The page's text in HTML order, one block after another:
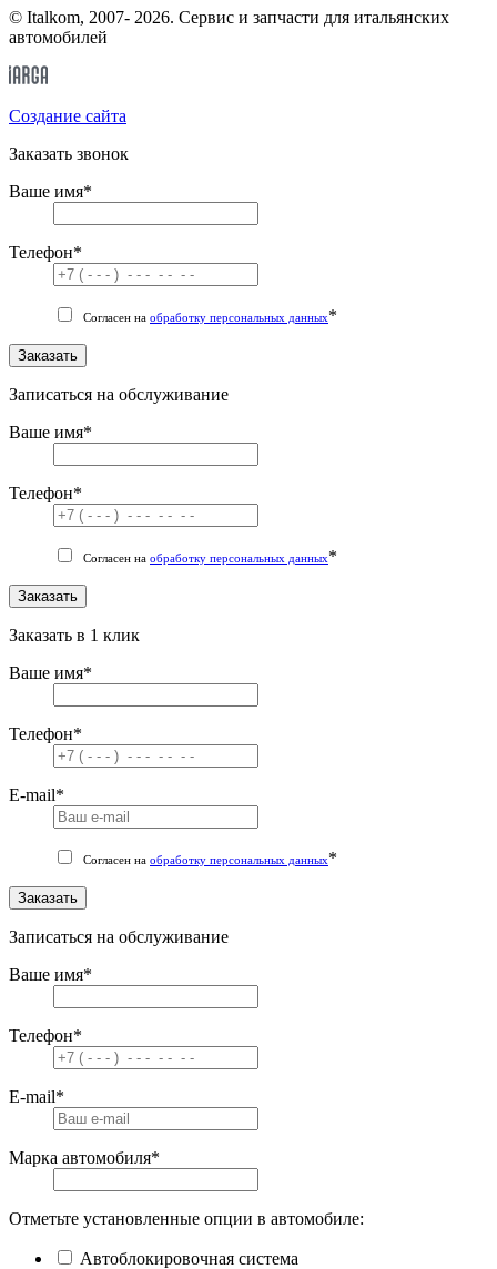
© Italkom, 2007- 2026. Сервис и запчасти для итальянских
автомобилей
Cоздание сайта
Заказать звонок
Ваше имя*
Телефон*
Согласен на обработку персональных данных*
Заказать
Записаться на обслуживание
Ваше имя*
Телефон*
Согласен на обработку персональных данных*
Заказать
Заказать в 1 клик
Ваше имя*
Телефон*
E-mail*
Согласен на обработку персональных данных*
Заказать
Записаться на обслуживание
Ваше имя*
Телефон*
E-mail*
Марка автомобиля*
Отметьте установленные опции в автомобиле:
Автоблокировочная система